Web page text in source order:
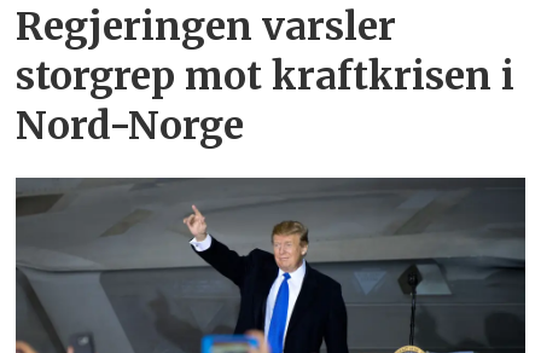
Regjeringen varsler
storgrep mot kraftkrisen i
Nord-Norge